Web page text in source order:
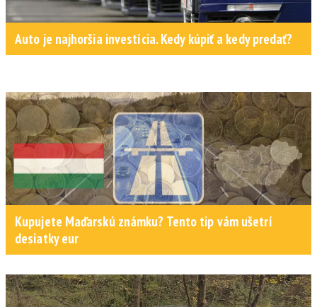
Auto je najhoršia investícia. Kedy kúpiť a kedy predať?
Kupujete Maďarskú známku? Tento tip vám ušetrí
desiatky eur